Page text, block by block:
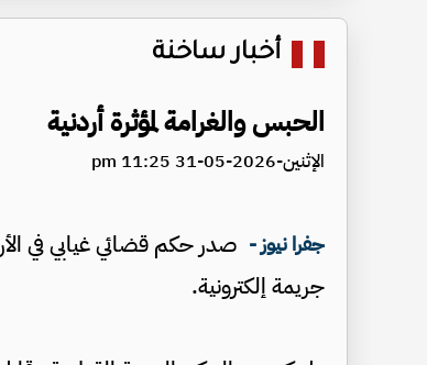
أخبار ساخنة
الحبس والغرامة لمؤثرة أردنية
الإثنين-2026-05-31 11:25 pm
جفرا نيوز -
جريمة إلكترونية.